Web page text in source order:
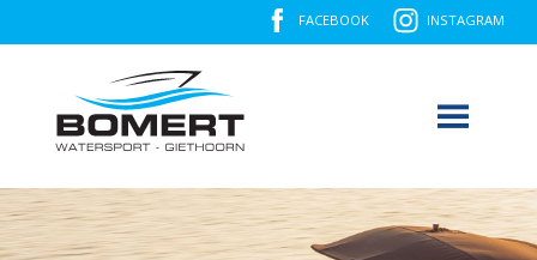
FACEBOOK INSTAGRAM